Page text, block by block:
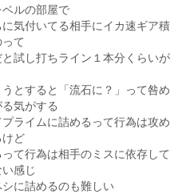
ルの部屋で
気付いてる相手にイカ速ギア積
て
試し打ちライン１本分くらいが
とすると「流石に？」って咎め
気がする
ライムに詰めるって行為は攻め
ど
て行為は相手のミスに依存して
感じ
に詰めるのも難しい